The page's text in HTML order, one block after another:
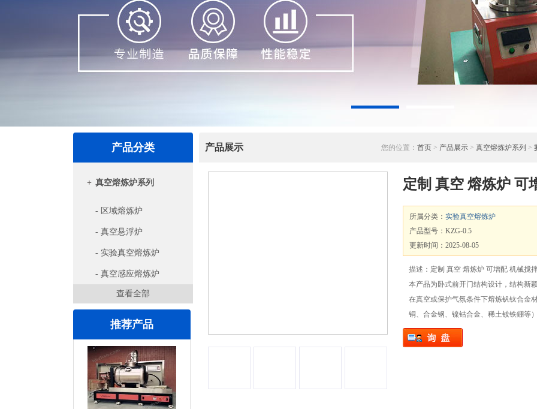
产品分类
+ 真空熔炼炉系列
- 区域熔炼炉
- 真空悬浮炉
- 实验真空熔炼炉
- 真空感应熔炼炉
查看全部
推荐产品
产品展示 您的位置： 首页 > 产品展示 > 真空熔炼炉系列 >
定制 真空 熔炼炉 可
所属分类： 实验真空熔炼炉
产品型号：KZG-0.5
更新时间：2025-08-05
描述：定制 真空 熔炼炉 可增配 机械搅
本产品为卧式前开门结构设计，结构新
在真空或保护气氛条件下熔炼钒钛合金
铜、合金钢、镍钴合金、稀土钕铁錋等